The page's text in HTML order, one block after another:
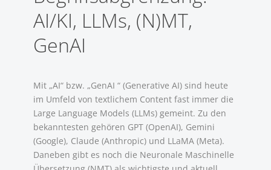
AI/KI, LLMs, (N)MT,
GenAI
Mit „AI“ bzw. „GenAI “ (Generative AI) sind heute
im Umfeld von textlichem Content fast immer die
Large Language Models (LLMs) gemeint. Zu den
bekanntesten gehören GPT (OpenAI), Gemini
(Google), Claude (Anthropic) und LLaMA (Meta).
Daneben gibt es noch die Neuronale Maschinelle